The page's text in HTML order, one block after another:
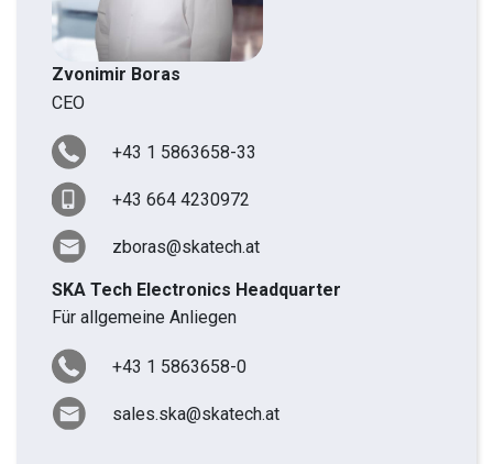
Zvonimir Boras
CEO
+43 1 5863658-33
+43 664 4230972
zboras@skatech.at
SKA Tech Electronics Headquarter
Für allgemeine Anliegen
+43 1 5863658-0
sales.ska@skatech.at